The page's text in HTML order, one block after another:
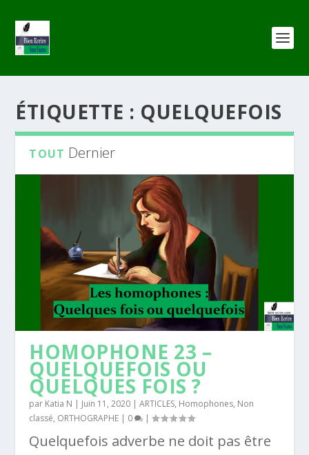
ÉTIQUETTE : QUELQUEFOIS
TOUT Dernier
HOMOPHONE 23 –
QUELQUEFOIS OU
QUELQUES FOIS ?
par Katia N | Juin 11, 2020 |ARTICLES, Homophones, Non
classé, ORTHOGRAPHE | 0 |
Quelquefois adverbe ne doit pas être